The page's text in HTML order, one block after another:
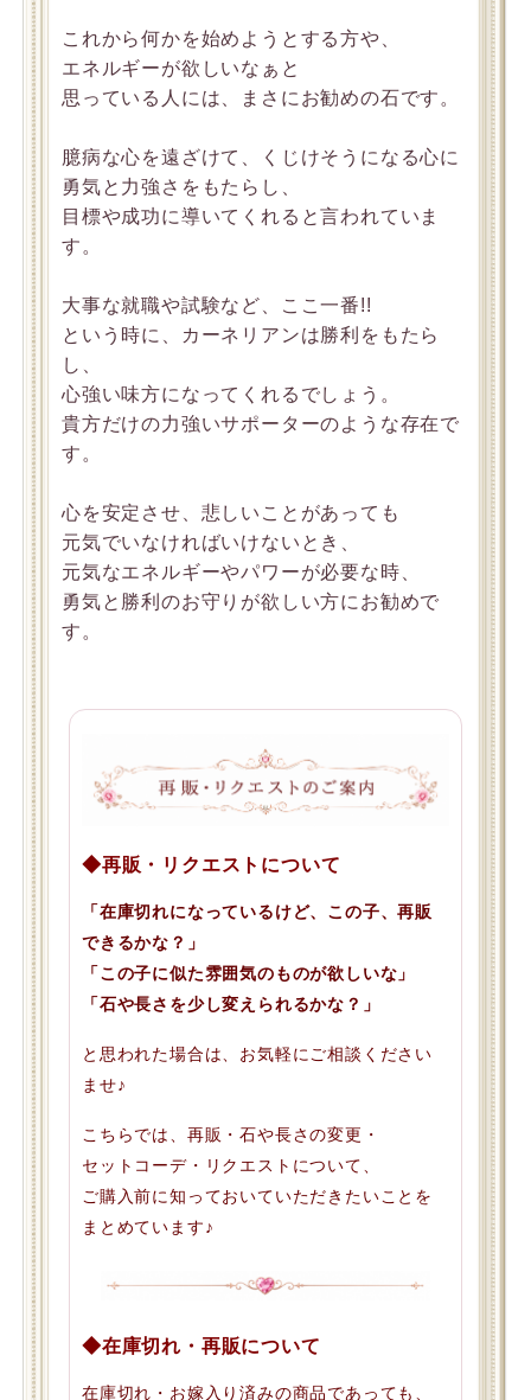
これから何かを始めようとする方や、
エネルギーが欲しいなぁと
思っている人には、まさにお勧めの石です。
臆病な心を遠ざけて、くじけそうになる心に
勇気と力強さをもたらし、
目標や成功に導いてくれると言われていま
す。
大事な就職や試験など、ここ一番!!
という時に、カーネリアンは勝利をもたら
し、
心強い味方になってくれるでしょう。
貴方だけの力強いサポーターのような存在で
す。
心を安定させ、悲しいことがあっても
元気でいなければいけないとき、
元気なエネルギーやパワーが必要な時、
勇気と勝利のお守りが欲しい方にお勧めで
す。
◆再販・リクエストについて
「在庫切れになっているけど、この子、再販
できるかな？」
「この子に似た雰囲気のものが欲しいな」
「石や長さを少し変えられるかな？」
と思われた場合は、お気軽にご相談ください
ませ♪
こちらでは、再販・石や長さの変更・
セットコーデ・リクエストについて、
ご購入前に知っておいていただきたいことを
まとめています♪
◆在庫切れ・再販について
在庫切れ・お嫁入り済みの商品であっても、